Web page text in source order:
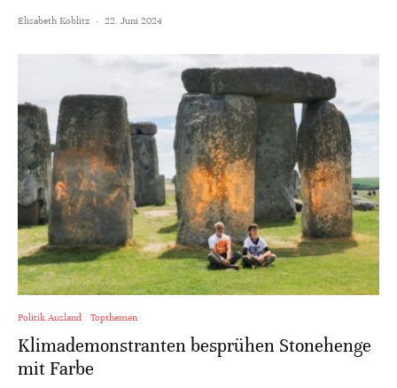
Elisabeth Koblitz · 22. Juni 2024
Politik Ausland Topthemen
Klimademonstranten besprühen Stonehenge
mit Farbe